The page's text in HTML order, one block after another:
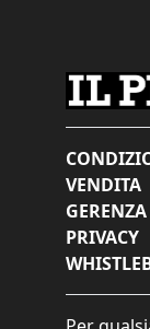
VENDITA
GERENZA
PRIVACY